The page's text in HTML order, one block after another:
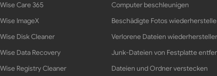
Wise Care 365
Wise ImageX
Wise Disk Cleaner
Wise Data Recovery
Wise Registry Cleaner
Computer beschleunigen
Beschädigte Fotos
Verlorene Dateien
Junk-Dateien von Festplatte
Dateien und Ordner verstecken